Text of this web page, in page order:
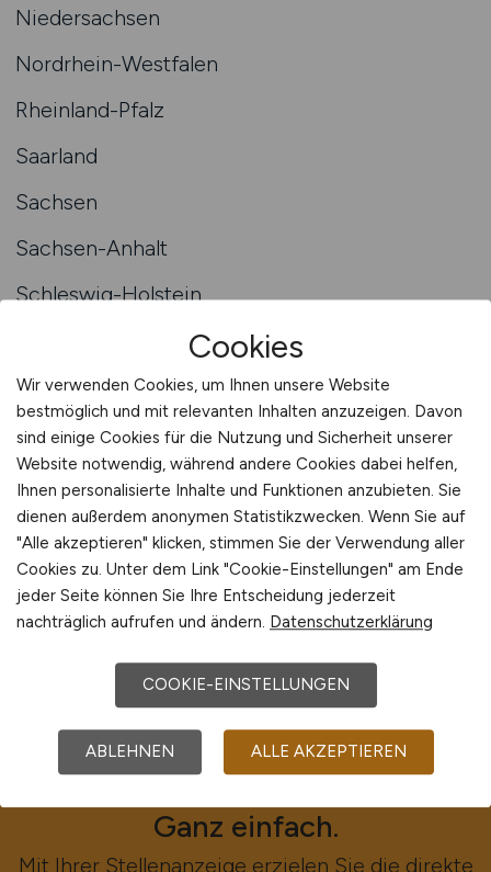
Niedersachsen
Nordrhein-Westfalen
Rheinland-Pfalz
Saarland
Sachsen
Sachsen-Anhalt
Schleswig-Holstein
Deutschlandweit
Österreich
Schweiz
Europa
International
Mitarbeiter für die
Immobilienwirtschaft finden?
Ganz einfach.
Mit Ihrer Stellenanzeige erzielen Sie die direkte
Cookies
Wir verwenden Cookies, um Ihnen unsere Website
bestmöglich und mit relevanten Inhalten anzuzeigen. Davon
sind einige Cookies für die Nutzung und Sicherheit unserer
Website notwendig, während andere Cookies dabei helfen,
Ihnen personalisierte Inhalte und Funktionen anzubieten. Sie
dienen außerdem anonymen Statistikzwecken. Wenn Sie auf
"Alle akzeptieren" klicken, stimmen Sie der Verwendung aller
Cookies zu. Unter dem Link "Cookie-Einstellungen" am Ende
jeder Seite können Sie Ihre Entscheidung jederzeit
nachträglich aufrufen und ändern. Datenschutzerklärung
COOKIE-EINSTELLUNGEN
ABLEHNEN ALLE AKZEPTIEREN